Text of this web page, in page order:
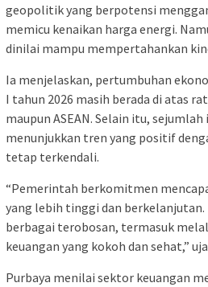
geopolitik yang berpotensi
memicu kenaikan harga energi.
dinilai mampu mempertahankan
Ia menjelaskan, pertumbuhan
I tahun 2026 masih berada di atas
maupun ASEAN. Selain itu,
menunjukkan tren yang positif
tetap terkendali.
“Pemerintah berkomitmen
yang lebih tinggi dan
berbagai terobosan, termasuk
keuangan yang kokoh dan sehat,”
Purbaya menilai sektor keuangan